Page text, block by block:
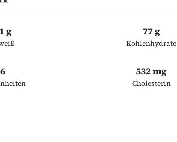
g 77 g
Kohlenhydrate
6 532 mg
Cholesterin